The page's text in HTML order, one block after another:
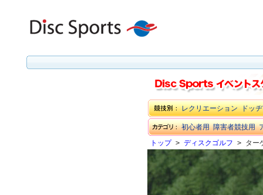
レクリエーション ドッ
初心者用 障害者競技用
トップ> ディスクゴルフ > ター